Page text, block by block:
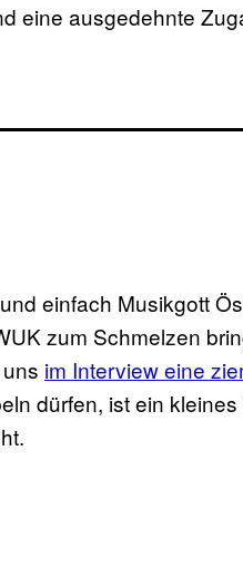
eine ausgedehnte
einfach Musikgott
zum Schmelzen
im Interview eine
dürfen, ist ein